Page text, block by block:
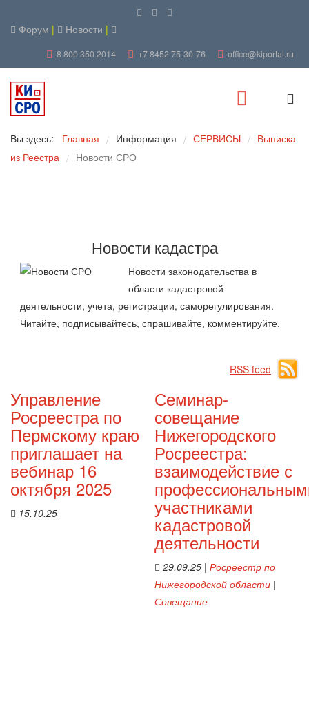
Форум | Новости |
8 800 350 2014 +7 8452 75-30-76 office@kiportal.ru
Вы здесь: Главная / Информация / СЕРВИСЫ / Выписка
из Реестра / Новости СРО
Новости кадастра
Новости законодательства в
области кадастровой
деятельности, учета, регистрации, саморегулирования.
Читайте, подписывайтесь, спрашивайте, комментируйте.
RSS feed
Управление
Росреестра по
Пермскому краю
приглашает на
вебинар 16
октября 2025
15.10.25
Семинар-
совещание
Нижегородского
Росреестра:
взаимодействие с
участниками
кадастровой
деятельности
29.09.25| Росреестр по
Нижегородской области|
Совещание